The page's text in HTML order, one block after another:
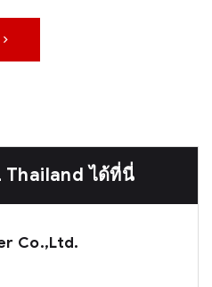
Thailand ได้ที่นี่
Co.,Ltd.